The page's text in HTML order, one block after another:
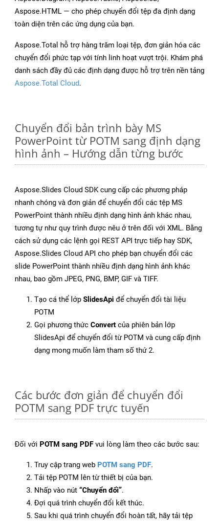
Aspose.HTML — cho phép chuyển đổi tệp đa định dạng
toàn diện trên các ứng dụng của bạn.
Aspose.Total hỗ trợ hàng trăm loại tệp, đơn giản hóa các
chuyển đổi phức tạp với tính linh hoạt vượt trội. Khám phá
danh sách đầy đủ các định dạng được hỗ trợ trên nền tảng
Aspose.Total Cloud.
Chuyển đổi bản trình bày MS
PowerPoint từ POTM sang định dạng
hình ảnh – Hướng dẫn từng bước
Aspose.Slides Cloud SDK cung cấp các phương pháp
nhanh chóng và đơn giản để chuyển đổi các tệp MS
PowerPoint thành nhiều định dạng hình ảnh khác nhau,
tương tự như quy trình được nêu ở trên đối với XML. Bằng
cách sử dụng các lệnh gọi REST API trực tiếp hay SDK,
Aspose.Slides Cloud API cho phép bạn chuyển đổi các
slide PowerPoint thành nhiều định dạng hình ảnh khác
nhau, bao gồm JPEG, PNG, BMP, GIF và TIFF.
Tạo cá thể lớp SlidesApi để chuyển đổi tài liệu
POTM
Gọi phương thức Convert của phiên bản lớp
SlidesApi để chuyển đổi từ POTM và cung cấp định
dạng mong muốn làm tham số thứ 2.
Các bước đơn giản để chuyển đổi
POTM sang PDF trực tuyến
Đối với POTM sang PDF vui lòng làm theo các bước sau:
Truy cập trang web POTM sang PDF.
Tải tệp POTM lên từ thiết bị của bạn.
Nhấp vào nút “Chuyển đổi”.
Đợi quá trình chuyển đổi kết thúc.
Sau khi quá trình chuyển đổi hoàn tất, hãy tải tệp